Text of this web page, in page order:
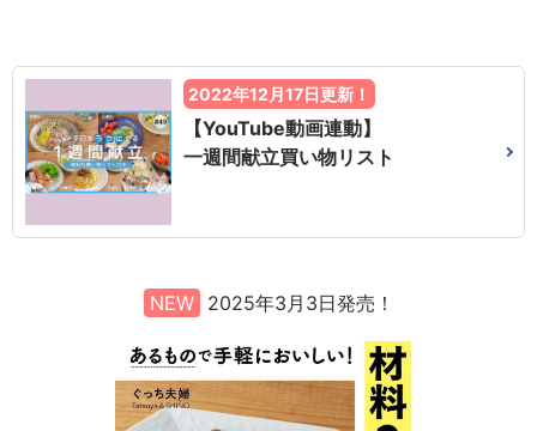
2022年12月17日更新！
【YouTube動画連動】
一週間献立買い物リスト
NEW 2025年3月3日発売！